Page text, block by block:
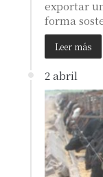
exportar
forma
Leer más
2 abril